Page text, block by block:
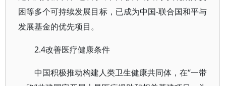
困等多个可持续发展目标，已成为中国-联合国和平与
发展基金的优先项目。
2.4改善医疗健康条件
中国积极推动构建人类卫生健康共同体，在“一带